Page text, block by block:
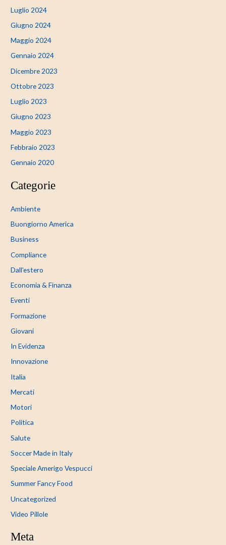
Luglio 2024
Giugno 2024
Maggio 2024
Gennaio 2024
Dicembre 2023
Ottobre 2023
Luglio 2023
Giugno 2023
Maggio 2023
Febbraio 2023
Gennaio 2020
Categorie
Ambiente
Buongiorno America
Business
Compliance
Dall'estero
Economia & Finanza
Eventi
Formazione
Giovani
In Evidenza
Innovazione
Italia
Mercati
Motori
Politica
Salute
Soccer Made in Italy
Speciale Amerigo Vespucci
Summer Fancy Food
Uncategorized
Video Pillole
Meta